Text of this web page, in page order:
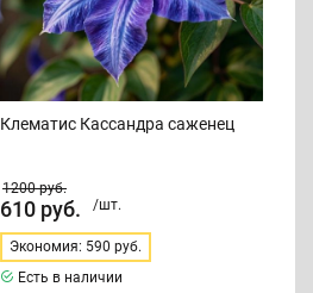
Клематис Кассандра саженец
1200руб.
610 руб. /шт.
Экономия: 590 руб.
Есть в наличии